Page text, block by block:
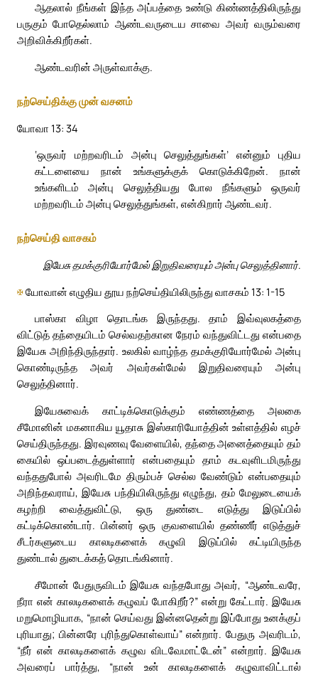
ஆதலால் நீங்கள் இந்த அப்பத்தை உண்டு கிண்ணத்திலிருந்து
பருகும் போதெல்லாம் ஆண்டவருடைய சாவை அவர் வரும்வரை
அறிவிக்கிறீர்கள்.
ஆண்டவரின் அருள்வாக்கு.
நற்செய்திக்கு முன் வசனம்
யோவா 13: 34
‘ஒருவர் மற்றவரிடம் அன்பு செலுத்துங்கள்’ என்னும் புதிய
கட்டளையை நான் உங்களுக்குக் கொடுக்கிறேன். நான்
உங்களிடம் அன்பு செலுத்தியது போல நீங்களும் ஒருவர்
மற்றவரிடம் அன்பு செலுத்துங்கள், என்கிறார் ஆண்டவர்.
நற்செய்தி வாசகம்
இயேசு தமக்குரியோர்மேல் இறுதிவரையும் அன்பு செலுத்தினார்.
✠யோவான் எழுதிய தூய நற்செய்தியிலிருந்து வாசகம் 13: 1-15
பாஸ்கா விழா தொடங்க இருந்தது. தாம் இவ்வுலகத்தை
விட்டுத் தந்தையிடம் செல்வதற்கான நேரம் வந்துவிட்டது என்பதை
இயேசு அறிந்திருந்தார். உலகில் வாழ்ந்த தமக்குரியோர்மேல் அன்பு
கொண்டிருந்த அவர் அவர்கள்மேல் இறுதிவரையும் அன்பு
செலுத்தினார்.
இயேசுவைக் காட்டிக்கொடுக்கும் எண்ணத்தை அலகை
சீமோனின் மகனாகிய யூதாசு இஸ்காரியோத்தின் உள்ளத்தில் எழச்
செய்திருந்தது. இரவுணவு வேளையில், தந்தை அனைத்தையும் தம்
கையில் ஒப்படைத்துள்ளார் என்பதையும் தாம் கடவுளிடமிருந்து
வந்ததுபோல் அவரிடமே திரும்பச் செல்ல வேண்டும் என்பதையும்
அறிந்தவராய், இயேசு பந்தியிலிருந்து எழுந்து, தம் மேலுடையைக்
கழற்றி வைத்துவிட்டு, ஒரு துண்டை எடுத்து இடுப்பில்
கட்டிக்கொண்டார். பின்னர் ஒரு குவளையில் தண்ணீர் எடுத்துச்
சீடர்களுடைய காலடிகளைக் கழுவி இடுப்பில் கட்டியிருந்த
துண்டால் துடைக்கத் தொடங்கினார்.
சீமோன் பேதுருவிடம் இயேசு வந்தபோது அவர், “ஆண்டவரே,
நீரா என் காலடிகளைக் கழுவப் போகிறீர்?” என்று கேட்டார். இயேசு
மறுமொழியாக, “நான் செய்வது இன்னதென்று இப்போது உனக்குப்
புரியாது; பின்னரே புரிந்துகொள்வாய்” என்றார். பேதுரு அவரிடம்,
“நீர் என் காலடிகளைக் கழுவ விடவேமாட்டேன்” என்றார். இயேசு
அவரைப் பார்த்து, “நான் உன் காலடிகளைக் கழுவாவிட்டால்